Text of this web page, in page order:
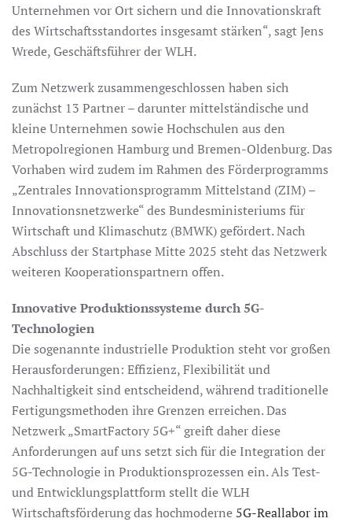
Unternehmen vor Ort sichern und die Innovationskraft
des Wirtschaftsstandortes insgesamt stärken“, sagt Jens
Wrede, Geschäftsführer der WLH.
Zum Netzwerk zusammengeschlossen haben sich
zunächst 13 Partner – darunter mittelständische und
kleine Unternehmen sowie Hochschulen aus den
Metropolregionen Hamburg und Bremen-Oldenburg. Das
Vorhaben wird zudem im Rahmen des Förderprogramms
„Zentrales Innovationsprogramm Mittelstand (ZIM) –
Innovationsnetzwerke“ des Bundesministeriums für
Wirtschaft und Klimaschutz (BMWK) gefördert. Nach
Abschluss der Startphase Mitte 2025 steht das Netzwerk
weiteren Kooperationspartnern offen.
Innovative Produktionssysteme durch 5G-
Technologien
Die sogenannte industrielle Produktion steht vor großen
Herausforderungen: Effizienz, Flexibilität und
Nachhaltigkeit sind entscheidend, während traditionelle
Fertigungsmethoden ihre Grenzen erreichen. Das
Netzwerk „SmartFactory 5G+“ greift daher diese
Anforderungen auf uns setzt sich für die Integration der
5G-Technologie in Produktionsprozessen ein. Als Test-
und Entwicklungsplattform stellt die WLH
Wirtschaftsförderung das hochmoderne 5G-Reallabor im